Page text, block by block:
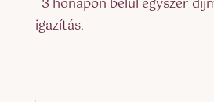
3 hónapon belül egyszer
igazítás.